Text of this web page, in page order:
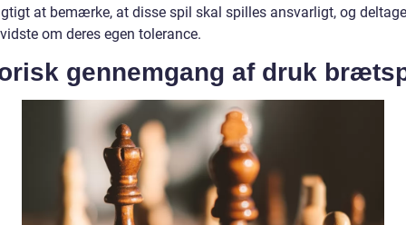
at bemærke, at disse spil skal spilles ansvarligt, og
om deres egen tolerance.
gennemgang af druk